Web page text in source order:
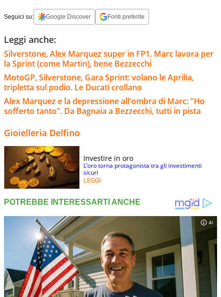
Seguici su: Google Discover Fonti preferite
Leggi anche:
Silverstone, Alex Marquez super in FP1. Marc lavora per
la Sprint (come Martin), bene Bezzecchi
MotoGP, Silverstone, Gara Sprint: volano le Aprilia,
tripletta sul podio. Le Ducati crollano
Alex Marquez e la depressione all'ombra di Marc: "Ho
sofferto tanto". Da Bagnaia a Bezzecchi, tutti in pista
Gioielleria Delfino
Investire in oro
L’oro torna protagonista tra gli investimenti
sicuri
LEGGI